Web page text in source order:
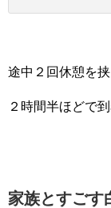
途中２回休憩を
２時間半ほどで
家族とすごす